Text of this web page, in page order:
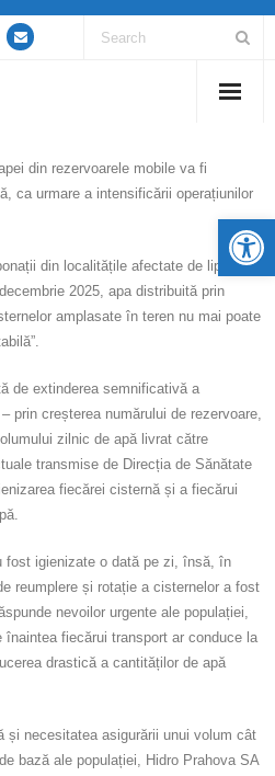
din rezervoarele mobile va fi
ca urmare a intensificării operațiunilor
din localitățile afectate de lipsa
2025, apa distribuită prin
amplasate în teren nu mai poate
de extinderea semnificativă a
prin creșterea numărului de rezervoare,
zilnic de apă livrat către
transmise de Direcția de Sănătate
fiecărei cisternă și a fiecărui
fost igienizate o dată pe zi, însă, în
reumplere și rotație a cisternelor a fost
nevoilor urgente ale populației,
înaintea fiecărui transport ar conduce la
drastică a cantităților de apă
și necesitatea asigurării unui volum cât
bază ale populației, Hidro Prahova SA